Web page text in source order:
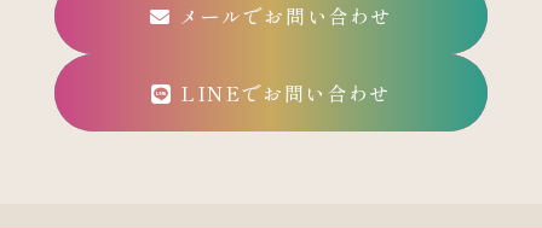
メールでお問い合わせ
LINEでお問い合わせ